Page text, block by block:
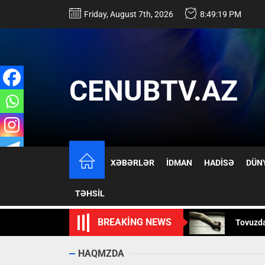
Friday, August 7th, 2026 8:49:20 PM
CENUBTV.AZ
XƏBƏRLƏR İDMAN HADİSƏ
TƏHSİL
BREAKING NEWS
HAQMZDA